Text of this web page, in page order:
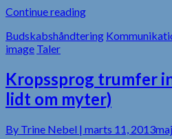
Continue reading
Budskabshåndtering
image Taler
Kropssprog trumfer
lidt om myter)
By Trine Nebel | marts 11, 2013